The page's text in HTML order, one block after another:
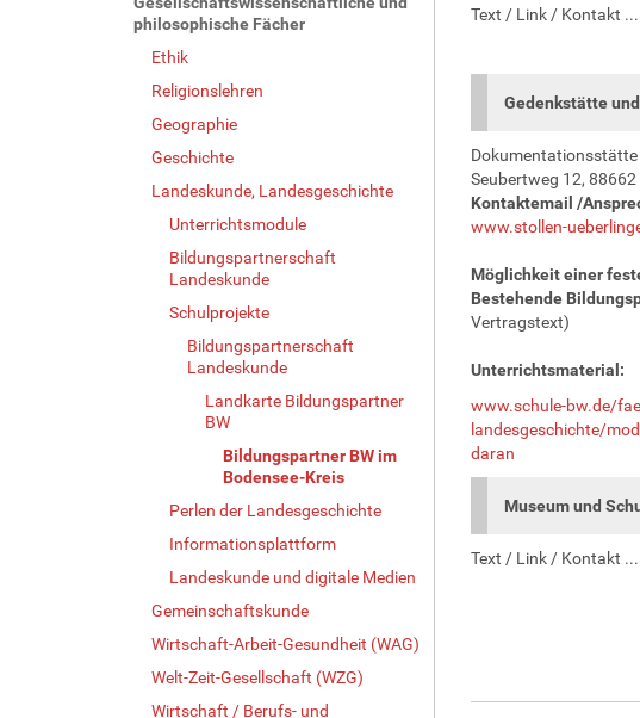
philosophische Fächer
Ethik
Religionslehren
Geographie
Geschichte
Landeskunde, Landesgeschichte
Unterrichtsmodule
Bildungspartnerschaft
Landeskunde
Schulprojekte
Bildungspartnerschaft
Landeskunde
Landkarte Bildungspartner
BW
Bildungspartner BW im
Bodensee-Kreis
Perlen der Landesgeschichte
Informationsplattform
Landeskunde und digitale Medien
Gemeinschaftskunde
Wirtschaft-Arbeit-Gesundheit (WAG)
Welt-Zeit-Gesellschaft (WZG)
Wirtschaft / Berufs- und
Text / Link / Kontakt
Gedenkstätte
Dokumentationsstätte
Seubertweg 12,
Kontaktemail /
www.stollen-
Möglichkeit einer
Bestehende
Vertragstext)
Unterrichtsmaterial:
www.schule-bw.de/
landesgeschichte/
daran
Museum und
Text / Link / Kontakt